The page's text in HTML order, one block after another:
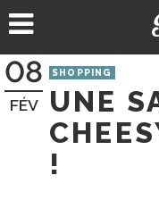
au
08
FÉV
SHOPPING
UNE
!